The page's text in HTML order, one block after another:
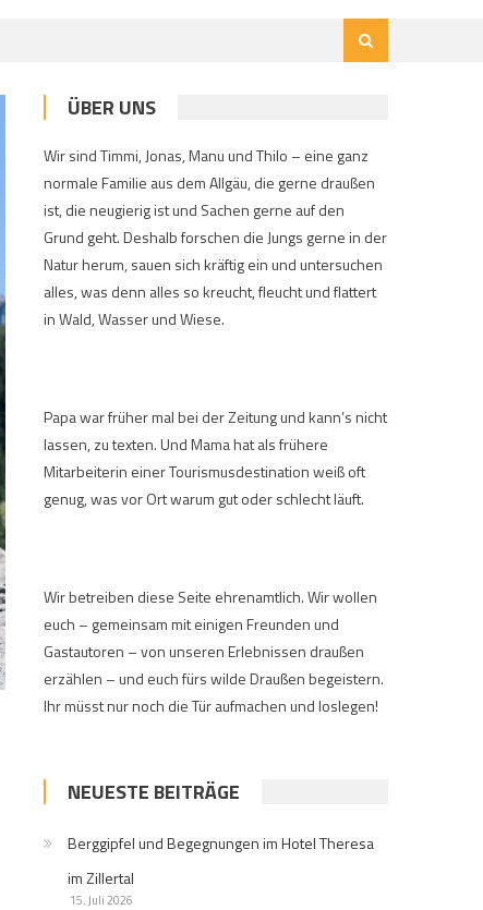
ÜBER UNS
Wir sind Timmi, Jonas, Manu und Thilo – eine ganz
normale Familie aus dem Allgäu, die gerne draußen
ist, die neugierig ist und Sachen gerne auf den
Grund geht. Deshalb forschen die Jungs gerne in der
Natur herum, sauen sich kräftig ein und untersuchen
alles, was denn alles so kreucht, fleucht und flattert
in Wald, Wasser und Wiese.
Papa war früher mal bei der Zeitung und kann’s nicht
lassen, zu texten. Und Mama hat als frühere
Mitarbeiterin einer Tourismusdestination weiß oft
genug, was vor Ort warum gut oder schlecht läuft.
Wir betreiben diese Seite ehrenamtlich. Wir wollen
euch – gemeinsam mit einigen Freunden und
Gastautoren – von unseren Erlebnissen draußen
erzählen – und euch fürs wilde Draußen begeistern.
Ihr müsst nur noch die Tür aufmachen und loslegen!
NEUESTE BEITRÄGE
Berggipfel und Begegnungen im Hotel Theresa
im Zillertal
15. Juli 2026